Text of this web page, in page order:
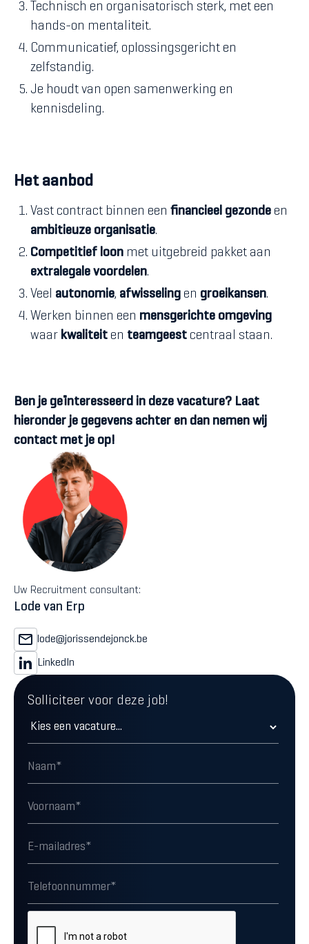
Technisch en organisatorisch sterk, met een
hands-on mentaliteit.
Communicatief, oplossingsgericht en
zelfstandig.
Je houdt van open samenwerking en
kennisdeling.
Het aanbod
Vast contract binnen een financieel gezonde en
ambitieuze organisatie.
Competitief loon met uitgebreid pakket aan
extralegale voordelen.
Veel autonomie, afwisseling en groeikansen.
Werken binnen een mensgerichte omgeving
waar kwaliteit en teamgeest centraal staan.
Ben je geïnteresseerd in deze vacature? Laat
hieronder je gegevens achter en dan nemen wij
contact met je op!
Uw Recruitment consultant:
Lode van Erp
lode@jorissendejonck.be
LinkedIn
Solliciteer voor deze job!